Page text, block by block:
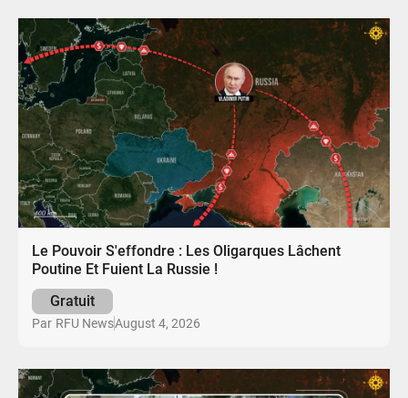
Le Pouvoir S'effondre : Les Oligarques Lâchent
Poutine Et Fuient La Russie !
Gratuit
Par RFU NewsAugust 4, 2026